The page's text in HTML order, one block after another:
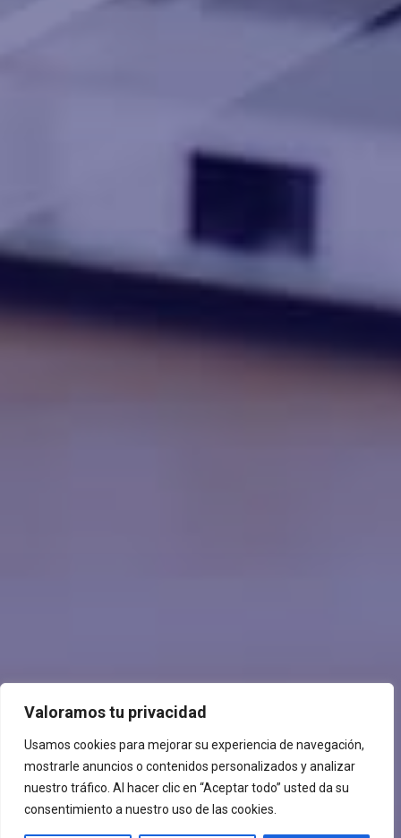
Valoramos tu privacidad
Usamos cookies para mejorar su experiencia de navegación,
mostrarle anuncios o contenidos personalizados y analizar
nuestro tráfico. Al hacer clic en “Aceptar todo” usted da su
consentimiento a nuestro uso de las cookies.